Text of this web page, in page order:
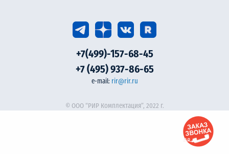
+7(499)-157-68-45
+7 (495) 937-86-65
e-mail: rir@rir.ru
© ООО “РИР Комплектация”, 2022 г.